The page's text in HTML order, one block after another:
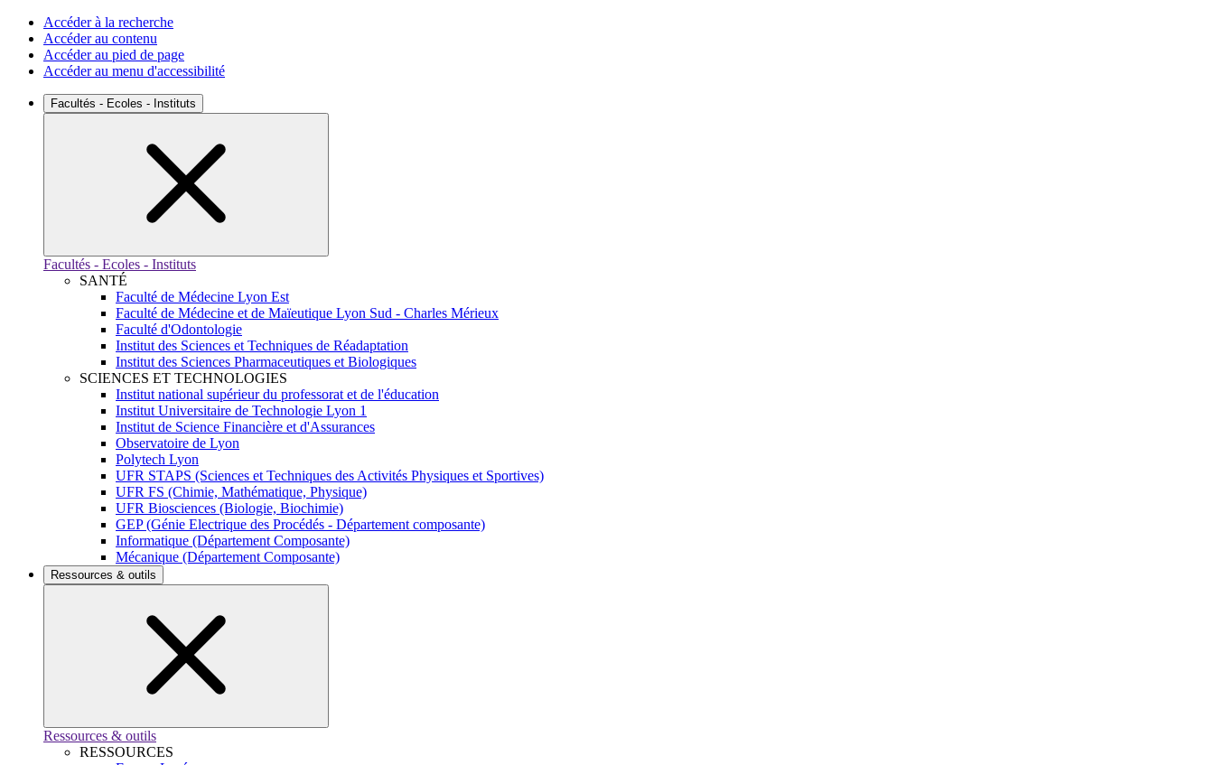
Accéder à la recherche
Accéder au contenu
Accéder au pied de page
Accéder au menu d'accessibilité
Facultés - Ecoles - Instituts
Facultés - Ecoles - Instituts
SANTÉ
Faculté de Médecine Lyon Est
Faculté de Médecine et de Maïeutique Lyon Sud - Charles Mérieux
Faculté d'Odontologie
Institut des Sciences et Techniques de Réadaptation
Institut des Sciences Pharmaceutiques et Biologiques
SCIENCES ET TECHNOLOGIES
Institut national supérieur du professorat et de l'éducation
Institut Universitaire de Technologie Lyon 1
Institut de Science Financière et d'Assurances
Observatoire de Lyon
Polytech Lyon
UFR STAPS (Sciences et Techniques des Activités Physiques et Sportives)
UFR FS (Chimie, Mathématique, Physique)
UFR Biosciences (Biologie, Biochimie)
GEP (Génie Electrique des Procédés - Département composante)
Informatique (Département Composante)
Mécanique (Département Composante)
Ressources & outils
Ressources & outils
RESSOURCES